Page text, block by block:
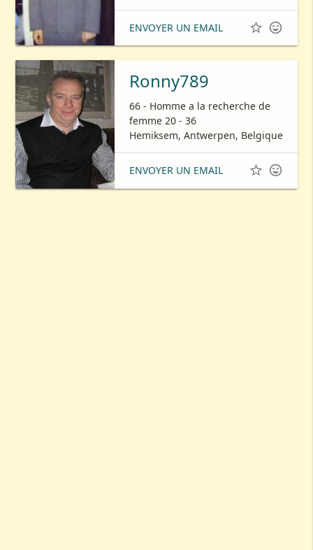
ENVOYER UN EMAIL  
Ronny789
66 - Homme a la recherche de
femme 20 - 36
Hemiksem, Antwerpen, Belgique
ENVOYER UN EMAIL  